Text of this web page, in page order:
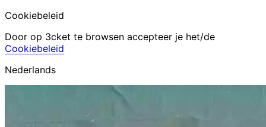
Cookiebeleid
Door op 3cket te browsen accepteer je het/de
Cookiebeleid
Nederlands